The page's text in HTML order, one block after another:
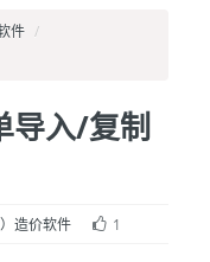
件 /
导入/复制
造价软件 1